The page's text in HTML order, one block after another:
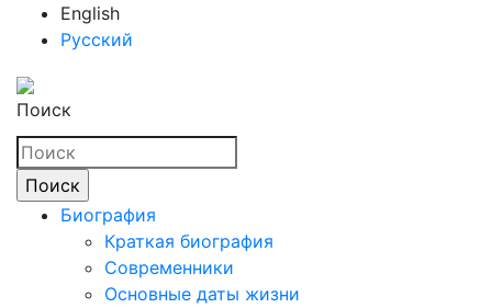
English
Русский
Поиск
Биография
Краткая биография
Современники
Основные даты жизни